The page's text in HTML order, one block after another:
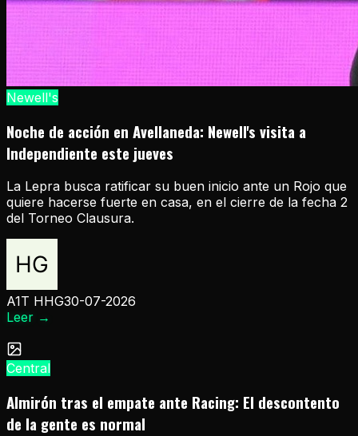
Newell's
Noche de acción en Avellaneda: Newell's visita a
Independiente este jueves
La Lepra busca ratificar su buen inicio ante un Rojo que
quiere hacerse fuerte en casa, en el cierre de la fecha 2
del Torneo Clausura.
A1T HHG30-07-2026
Leer →
Central
Almirón tras el empate ante Racing: El descontento
de la gente es normal